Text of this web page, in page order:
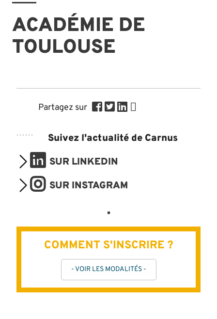
ACADÉMIE DE
TOULOUSE
Partagez sur
Suivez l'actualité de Carnus
SUR LINKEDIN
SUR INSTAGRAM
COMMENT S'INSCRIRE ?
- VOIR LES MODALITÉS -